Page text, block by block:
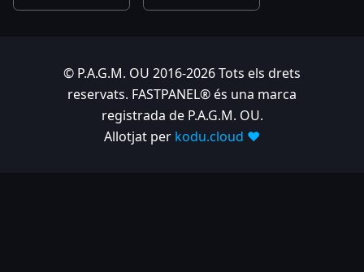
© P.A.G.M. OU 2016-2026 Tots els drets
reservats. FASTPANEL® és una marca
registrada de P.A.G.M. OU.
Allotjat per kodu.cloud ❤️